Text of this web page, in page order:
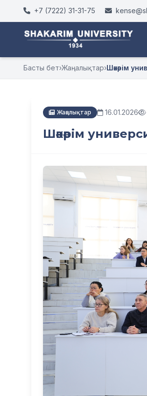
+7 (7222) 31-31-75
Басты бет›Жаңалықтар›Шәкәрім
Жаңалықтар 16.01.2026
Шәкәрім